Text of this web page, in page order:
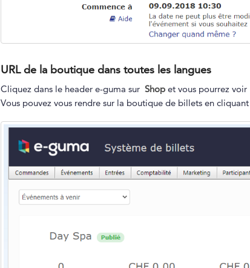
URL de la boutique dans toutes les langues
Cliquez dans le header e-guma sur Shopet vous pourrez voir
Vous pouvez vous rendre sur la boutique de billets en